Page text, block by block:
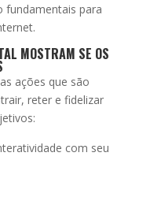
fundamentais para
MOSTRAM SE OS
ações que são
reter e fidelizar
com seu